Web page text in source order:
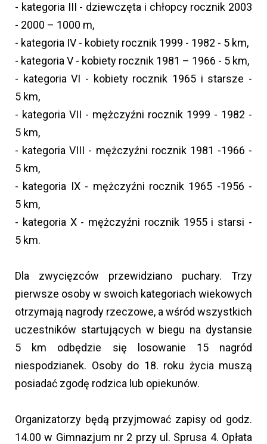
- kategoria III - dziewczęta i chłopcy rocznik 2003
- 2000 – 1000 m,
- kategoria IV - kobiety rocznik 1999 - 1982 - 5 km,
- kategoria V - kobiety rocznik 1981 – 1966 - 5 km,
- kategoria VI - kobiety rocznik 1965 i starsze -
5 km,
- kategoria VII - mężczyźni rocznik 1999 - 1982 -
5 km,
- kategoria VIII - mężczyźni rocznik 1981 -1966 -
5 km,
- kategoria IX - mężczyźni rocznik 1965 -1956 -
5 km,
- kategoria X - mężczyźni rocznik 1955 i starsi -
5 km.
Dla zwycięzców przewidziano puchary. Trzy
pierwsze osoby w swoich kategoriach wiekowych
otrzymają nagrody rzeczowe, a wśród wszystkich
uczestników startujących w biegu na dystansie
5 km odbędzie się losowanie 15 nagród
niespodzianek. Osoby do 18. roku życia muszą
posiadać zgodę rodzica lub opiekunów.
Organizatorzy będą przyjmować zapisy od godz.
14.00 w Gimnazjum nr 2 przy ul. Sprusa 4. Opłata